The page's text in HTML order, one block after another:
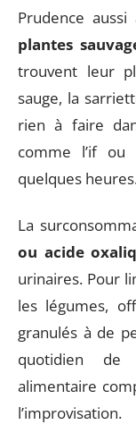
Prudence aussi
plantes
trouvent leur
sauge, la
rien à faire
comme l’if
quelques
La
ou acide
urinaires. Pour
les légumes,
granulés à de
quotidien de
alimentaire
l’improvisation.